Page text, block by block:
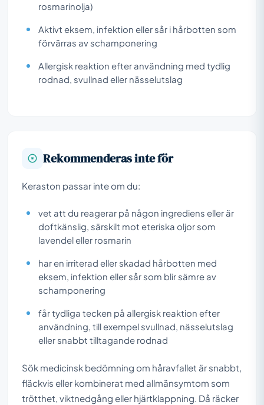
rosmarinolja)
Aktivt eksem, infektion eller sår i hårbotten som
förvärras av schamponering
Allergisk reaktion efter användning med tydlig
rodnad, svullnad eller nässelutslag
Rekommenderas inte för
Keraston passar inte om du:
vet att du reagerar på någon ingrediens eller är
doftkänslig, särskilt mot eteriska oljor som
lavendel eller rosmarin
har en irriterad eller skadad hårbotten med
eksem, infektion eller sår som blir sämre av
schamponering
får tydliga tecken på allergisk reaktion efter
användning, till exempel svullnad, nässelutslag
eller snabbt tilltagande rodnad
Sök medicinsk bedömning om håravfallet är snabbt,
fläckvis eller kombinerat med allmänsymtom som
trötthet, viktnedgång eller hjärtklappning. Då räcker